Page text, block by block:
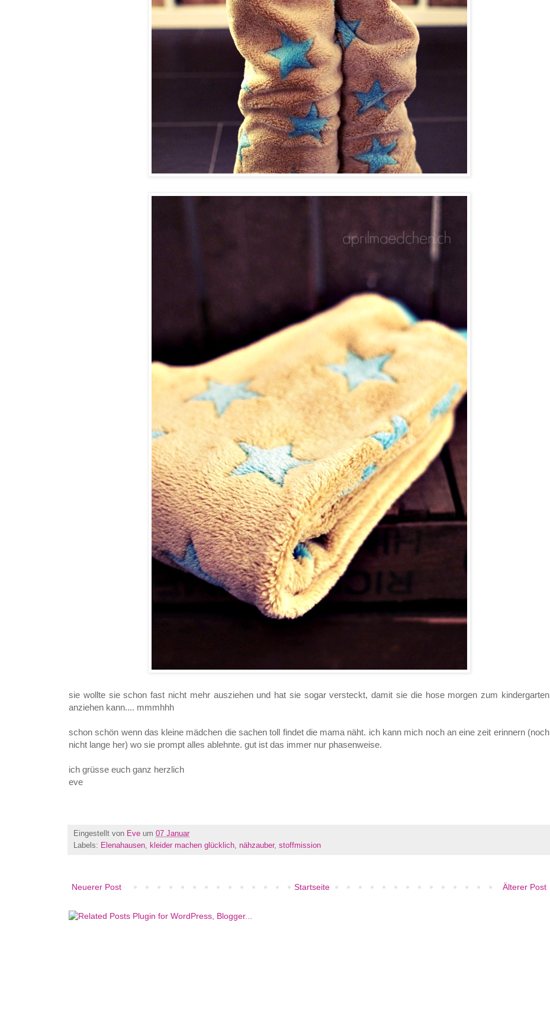
sie wollte sie schon fast nicht mehr ausziehen und hat sie sogar versteckt, damit sie die hose morgen zum kindergarten
anziehen kann.... mmmhhh
schon schön wenn das kleine mädchen die sachen toll findet die mama näht. ich kann mich noch an eine zeit erinnern (noch
nicht lange her) wo sie prompt alles ablehnte. gut ist das immer nur phasenweise.
ich grüsse euch ganz herzlich
eve
Eingestellt von Eve um 07 Januar
Labels: Elenahausen kleider machen glücklich nähzauber, stoffmission
Neuerer Post Älterer Post
Startseite